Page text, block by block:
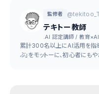
監修者
テキトー教師
.AI 認定講師 / 教育
累計300名以上にAI活用を指
ぶ」をモットーに、初心者にもや